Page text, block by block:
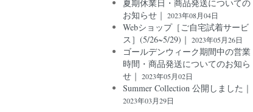
夏期休業日・商品発送についての
お知らせ｜ 2023年08月04日
Webショップ［ご自宅試着サービ
ス］(5/26~5/29)｜ 2023年05月26日
ゴールデンウィーク期間中の営業
時間・商品発送についてのお知ら
せ｜ 2023年05月02日
Summer Collection 公開しました｜
2023年03月29日